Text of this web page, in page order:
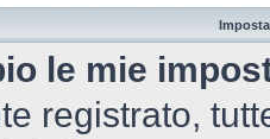
le mie
registrato,